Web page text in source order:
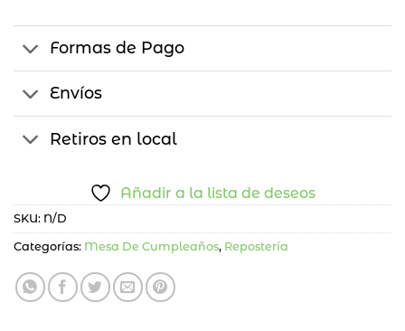
Formas de Pago
Envíos
Retiros en local
Añadir a la lista de deseos
SKU: N/D
Categorías: Mesa De Cumpleaños, Repostería